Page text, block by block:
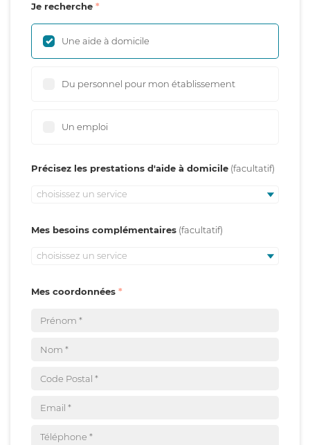
Je recherche
Une aide à domicile
Du personnel pour mon établissement
Un emploi
Précisez les prestations d'aide à domicile
choisissez un service
Mes besoins complémentaires
choisissez un service
Mes coordonnées